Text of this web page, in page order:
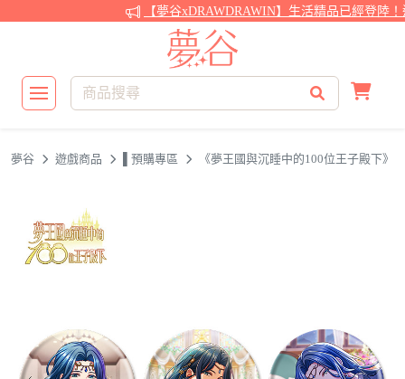
【夢谷xDRAWDRAWIN】生活精品已經登陸！
夢谷 遊戲商品 ▌預購專區 《夢王國與沉睡中的100位王子殿下》